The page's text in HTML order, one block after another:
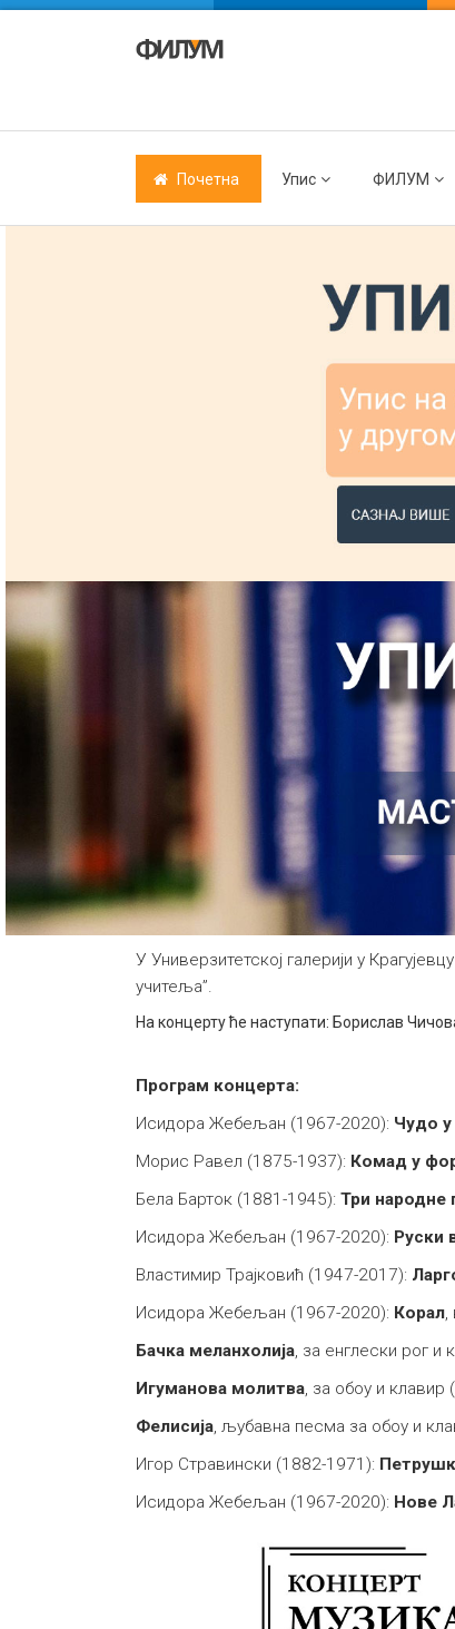
Почетна Упис ФИЛУМ
У Универзитетској галерији у
учитеља”.
На концерту ће наступати: Борислав
Програм концерта:
Исидора Жебељан (1967-2020): Чудо у
Морис Равел (1875-1937): Комад у
Бела Барток (1881-1945): Три народне
Исидора Жебељан (1967-2020): Руски
Властимир Трајковић (1947-2017):
Исидора Жебељан (1967-2020): Корал,
Бачка меланхолија, за енглески рог и
Игуманова молитва, за обоу и
Фелисија, љубавна песма за обоу и
Игор Стравински (1882-1971):
Исидора Жебељан (1967-2020): Нове